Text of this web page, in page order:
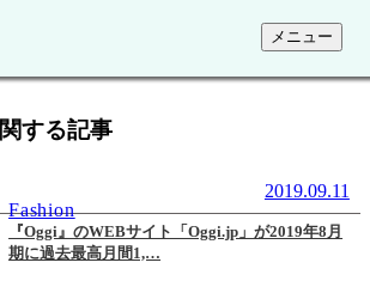
メニュー
する記事
Fashion
2019.09.11
『Oggi』のWEBサイト「Oggi.jp」が2019年8月
期に過去最高月間1,…